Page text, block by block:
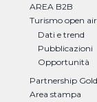
AREA B2B
Turismo open air
Dati e trend
Pubblicazioni
Opportunità
Partnership
Area stampa